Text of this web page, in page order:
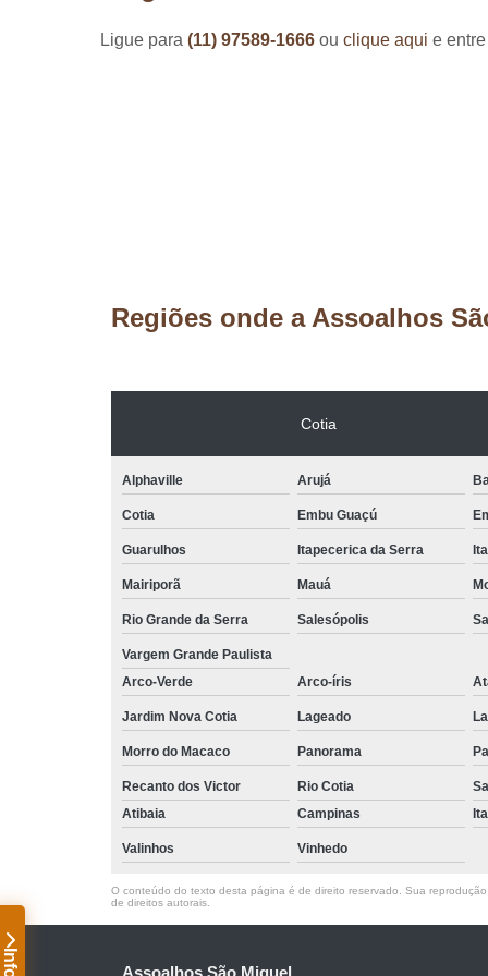
Ligue para (11) 97589-1666 ou clique aqui e
Regiões onde a Assoalhos
Cotia
Alphaville Arujá
Cotia Embu Guaçú
Guarulhos Itapecerica da Serra
Mairiporã Mauá
Rio Grande da Serra Salesópolis
Vargem Grande Paulista
Arco-Verde
Arco-íris
Jardim Nova Cotia Lageado
Morro do Macaco Panorama
Recanto dos Victor Rio Cotia
Atibaia
Campinas
Valinhos Vinhedo
O conteúdo do texto desta página é de direito reservado. Sua
de direitos autorais
Assoalhos São Miguel